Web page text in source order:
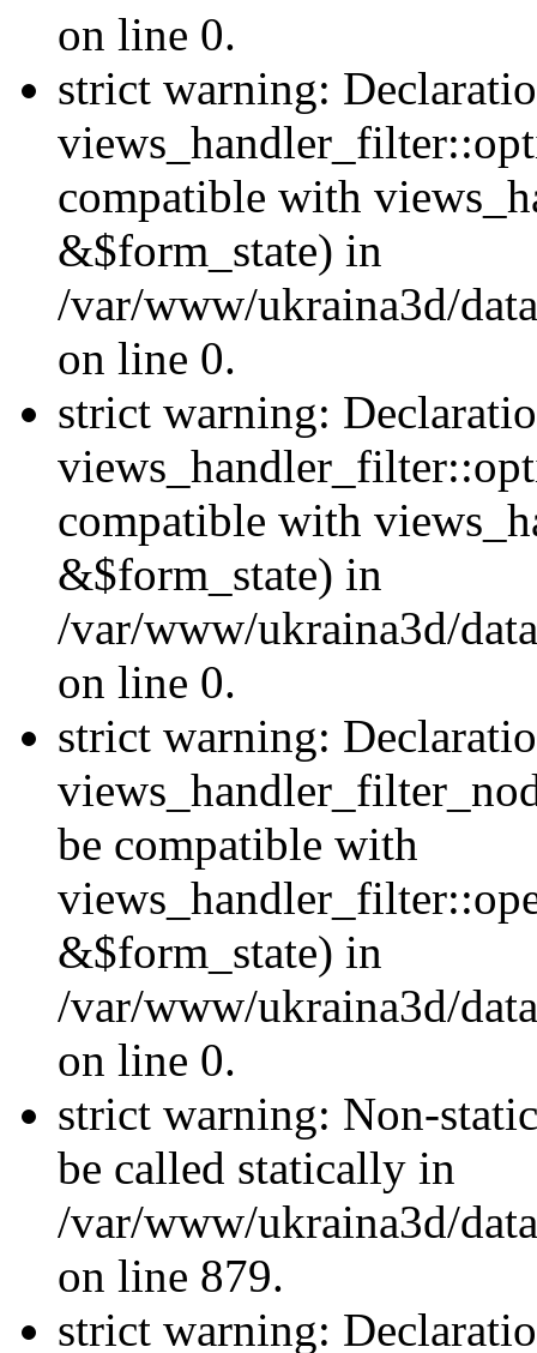
on line 0.
strict warning:
compatible with
&$form_state) in
/var/www/ukraina3d/
on line 0.
strict warning:
compatible with
&$form_state) in
/var/www/ukraina3d/
on line 0.
strict warning:
be compatible with
&$form_state) in
/var/www/ukraina3d/
on line 0.
strict warning: Non-
be called statically in
/var/www/ukraina3d/
on line 879.
strict warning: